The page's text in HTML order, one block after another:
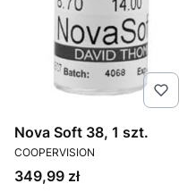
Nova Soft 38, 1 szt.
PRODUCENT
COOPERVISION
Cena
349,99 zł